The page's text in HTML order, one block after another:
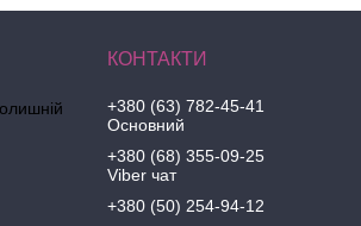
+380 (63) 782-45-41
Основний
+380 (68) 355-09-25
Viber чат
+380 (50) 254-94-12